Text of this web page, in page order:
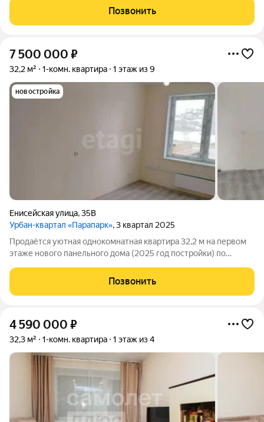
супермаркет "Мария-Ра", храм святой Анны, Спокойный,
чистый новый район. Во дворе парковка,
Позвонить
7 500 000 ₽
32,2 м² 1-комн. квартира 1 этаж из 9
новостройка
Енисейская улица,35В
Урбан-квартал «Парапарк», 3 квартал 2025
Продаётся уютная однокомнатная квартира 32,2 м на первом
этаже нового панельного дома (2025 год постройки) по
выполнен косметический ремонт: натяжные потолки,
окрашенные стены, линолеум и
Позвонить
4 590 000 ₽
32,3 м² 1-комн. квартира 1 этаж из 4